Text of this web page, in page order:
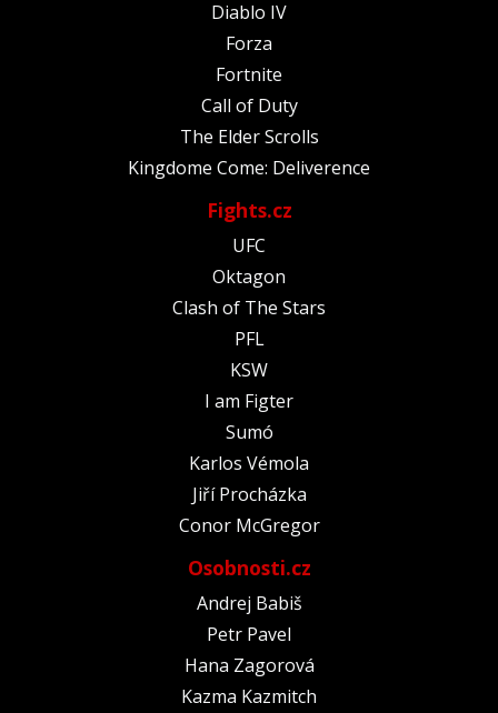
Diablo IV
Forza
Fortnite
Call of Duty
The Elder Scrolls
Kingdome Come: Deliverence
Fights.cz
UFC
Oktagon
Clash of The Stars
PFL
KSW
I am Figter
Sumó
Karlos Vémola
Jiří Procházka
Conor McGregor
Osobnosti.cz
Andrej Babiš
Petr Pavel
Hana Zagorová
Kazma Kazmitch